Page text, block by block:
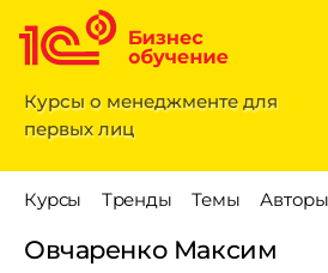
Курсы о менеджменте для
первых лиц
Овчаренко Максим